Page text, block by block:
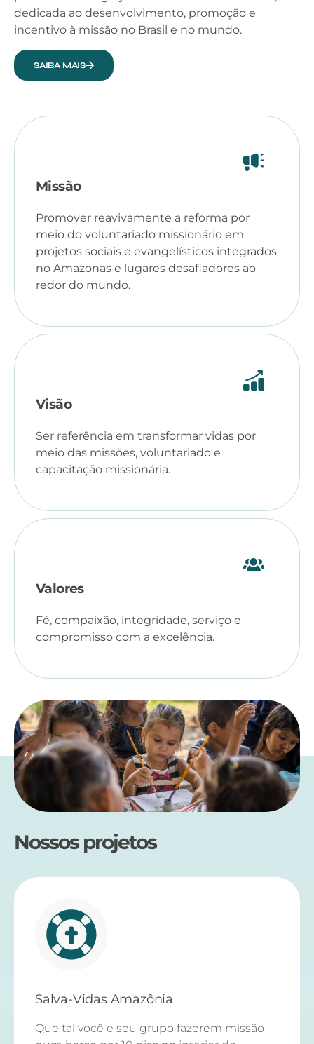
dedicada ao desenvolvimento, promoção e
incentivo à missão no Brasil e no mundo.
SAIBA MAIS
Missão
Promover reavivamente a reforma por
meio do voluntariado missionário em
projetos sociais e evangelísticos integrados
no Amazonas e lugares desafiadores ao
redor do mundo.
Visão
Ser referência em transformar vidas por
meio das missões, voluntariado e
capacitação missionária.
Valores
Fé, compaixão, integridade, serviço e
compromisso com a excelência.
Nossos projetos
Salva-Vidas Amazônia
Que tal você e seu grupo fazerem missão